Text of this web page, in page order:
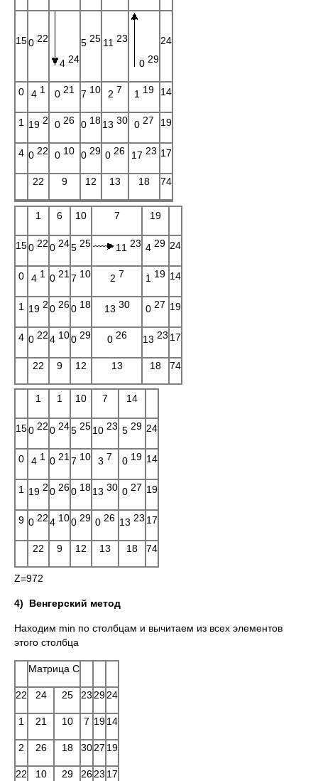
150 22
4 24
5 25 11 23
0 29
24
0 4 1 0 21 7 10 2 7 1 19 14
1 19 2 0 26 0 1813 30 0 27 19
4 0 22 0 10 0 29 0 26 17 23 17
22 9 12 13 18 74
1 6 10 7 19
150 220 245 25 11 23 4 29 24
0 4 1 0 217 10 2 7 1 19 14
1 19 20 260 18 13 30 0 27 19
4 0 224 100 29 0 26 13 23 17
22 9 12 13 18 74
1 1 10 7 14
150 220 245 2510 23 5 29 24
0 4 1 0 217 10 3 7 0 19 14
1 19 20 260 1813 30 0 27 19
9 0 224 100 29 0 26 13 23 17
22 9 12 13 18 74
Z=972
4) Венгерский метод
Находим min по столбцам и вычитаем из всех элементов
этого столбца
Матрица C
22 24 25 232924
1 21 10 7 1914
2 26 18 3027 19
22 10 29 2623 17